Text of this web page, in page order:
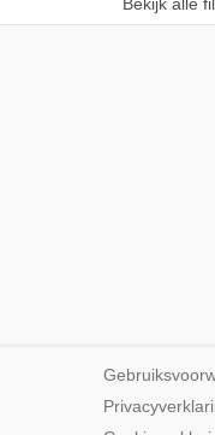
Bekijk alle